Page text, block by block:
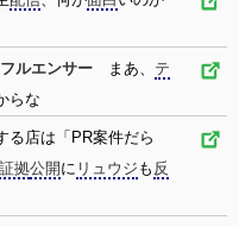
ルエンサー まあ、 テ
らな
る店は「PR案件だら
証拠公開 に リュウジ も 反